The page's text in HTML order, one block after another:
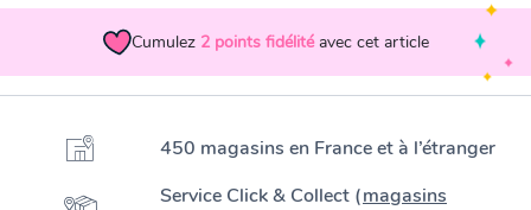
Cumulez 2 points fidélité avec cet article
450 magasins en France et à l’étranger
Service Click & Collect (magasins